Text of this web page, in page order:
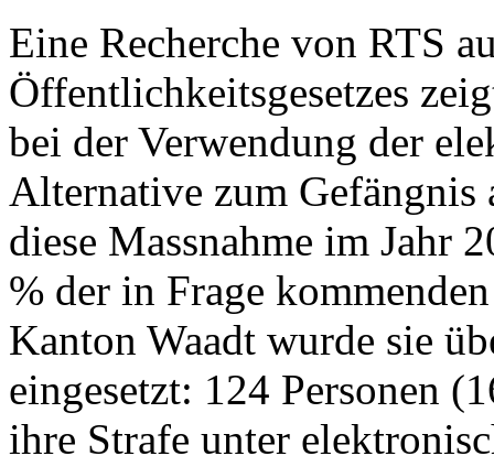
Eine Recherche von RTS
Öffentlichkeitsgesetzes
bei der Verwendung der
Alternative zum Gefängnis
diese Massnahme im Jahr
% der in Frage
Kanton Waadt wurde sie
eingesetzt: 124 Personen
ihre Strafe unter